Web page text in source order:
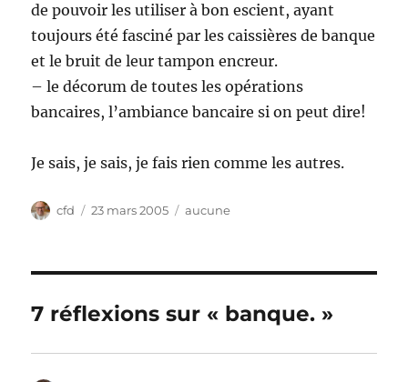
de pouvoir les utiliser à bon escient, ayant
toujours été fasciné par les caissières de banque
et le bruit de leur tampon encreur.
– le décorum de toutes les opérations
bancaires, l’ambiance bancaire si on peut dire!
Je sais, je sais, je fais rien comme les autres.
Auteur
cfd
Publié
23 mars 2005 Catégories
aucune
7 réflexions sur « banque. »